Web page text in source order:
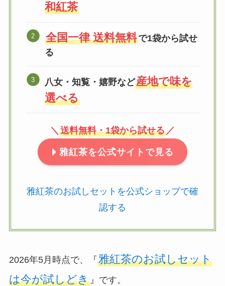
和紅茶
全国一律 送料無料で1袋から試せ
る
八女・知覧・嬉野など産地で味を
選べる
＼ 送料無料・1袋から試せる ／
雅紅茶を公式サイトで見る
雅紅茶のお試しセットを公式ショップで確
認する
2026年5月時点で、『雅紅茶のお試しセット
は今が試しどき』です。